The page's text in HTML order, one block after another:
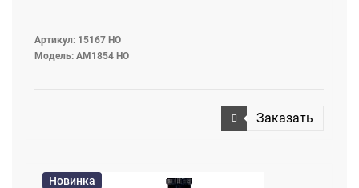
Артикул: 15167 НО
Модель: AM1854 НО
Заказать
Новинка